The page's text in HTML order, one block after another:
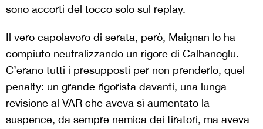
sono accorti del tocco solo sul replay.
Il vero capolavoro di serata, però, Maignan lo ha
compiuto neutralizzando un rigore di Calhanoglu.
C’erano tutti i presupposti per non prenderlo, quel
penalty: un grande rigorista davanti, una lunga
revisione al VAR che aveva sì aumentato la
suspence, da sempre nemica dei tiratori, ma aveva